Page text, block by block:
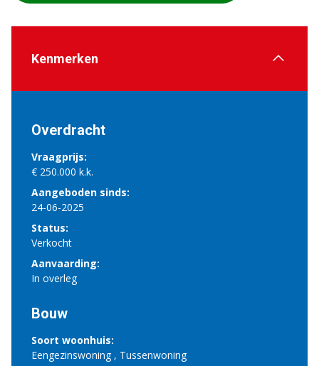
Kenmerken
Overdracht
Vraagprijs:
€ 250.000 k.k.
Aangeboden sinds:
24-06-2025
Status:
Verkocht
Aanvaarding:
In overleg
Bouw
Soort woonhuis:
Eengezinswoning , Tussenwoning